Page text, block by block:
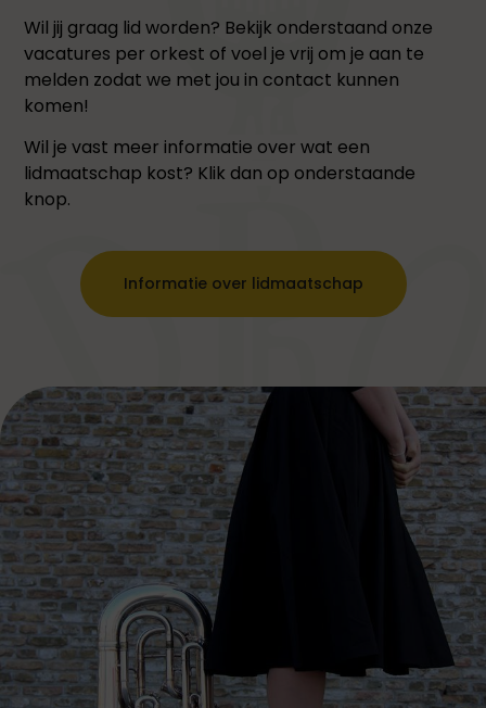
Wil jij graag lid worden? Bekijk onderstaand onze
vacatures per orkest of voel je vrij om je aan te
melden zodat we met jou in contact kunnen
komen!
Wil je vast meer informatie over wat een
lidmaatschap kost? Klik dan op onderstaande
knop.
Informatie over lidmaatschap